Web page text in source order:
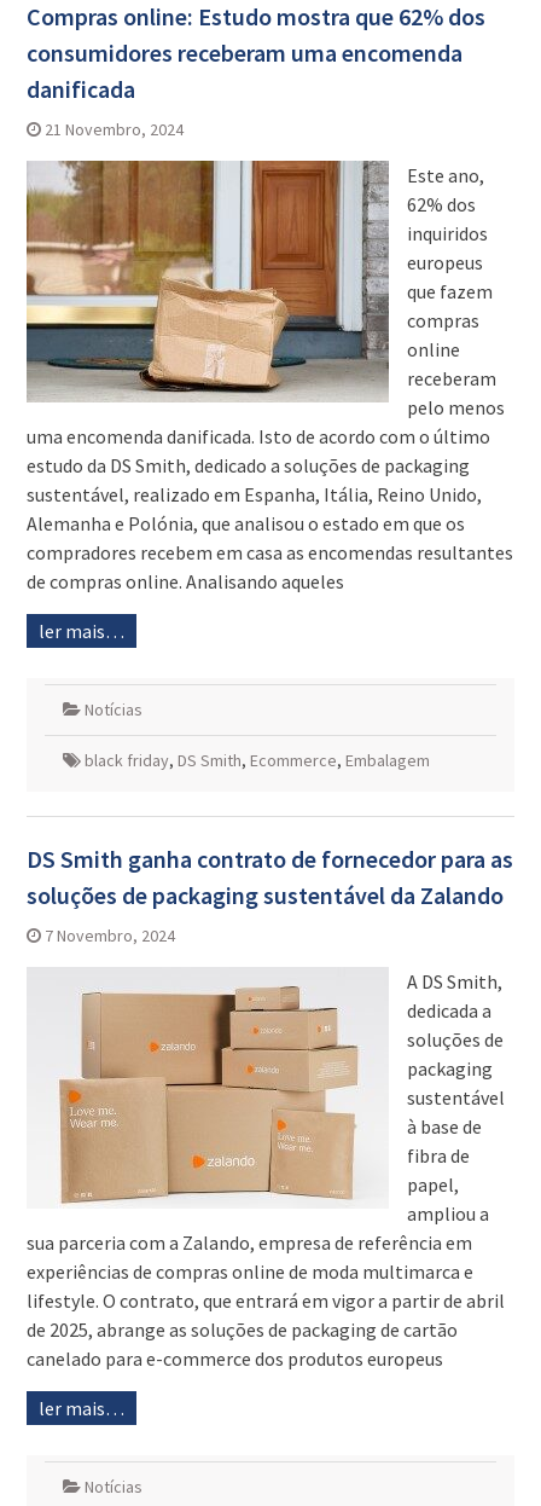
Compras online: Estudo mostra que 62% dos
consumidores receberam uma encomenda
danificada
21 Novembro, 2024
Este ano,
62% dos
inquiridos
europeus
que fazem
compras
online
receberam
pelo menos
uma encomenda danificada. Isto de acordo com o último
estudo da DS Smith, dedicado a soluções de packaging
sustentável, realizado em Espanha, Itália, Reino Unido,
Alemanha e Polónia, que analisou o estado em que os
compradores recebem em casa as encomendas resultantes
de compras online. Analisando aqueles
ler mais…
Notícias
black friday, DS Smith, Ecommerce, Embalagem
DS Smith ganha contrato de fornecedor para as
soluções de packaging sustentável da Zalando
7 Novembro, 2024
A DS Smith,
dedicada a
soluções de
packaging
sustentável
à base de
fibra de
papel,
ampliou a
sua parceria com a Zalando, empresa de referência em
experiências de compras online de moda multimarca e
lifestyle. O contrato, que entrará em vigor a partir de abril
de 2025, abrange as soluções de packaging de cartão
canelado para e-commerce dos produtos europeus
ler mais…
Notícias